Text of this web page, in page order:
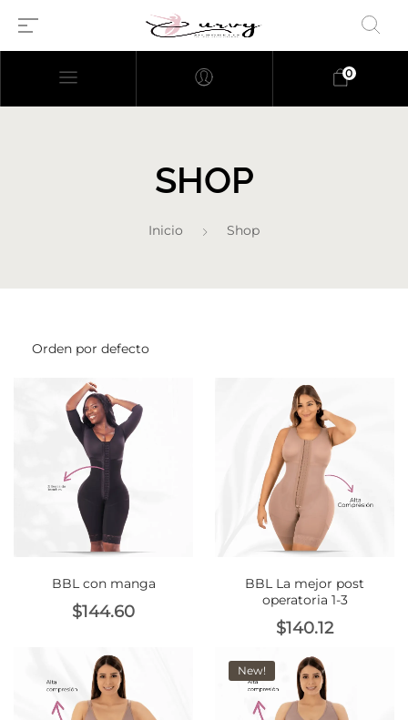
Millions of people around the
design templates, learn
freelancers. With an industry-
leading marketplace paired
with an unlimited subscription
service, Envato helps creatives
like you get projects done
About Envato
0
SHOP
Inicio Shop
BBL con manga
$144.60
BBL La mejor post
operatoria 1-3
$140.12
New!